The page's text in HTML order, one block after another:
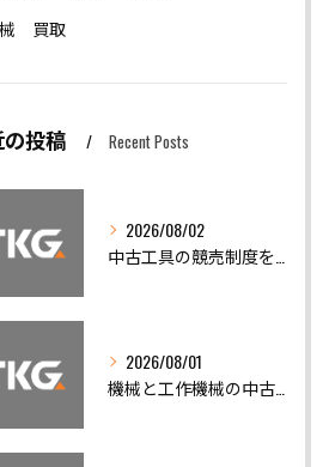
買取
投稿 Recent Posts
2026/08/02
2026/08/01